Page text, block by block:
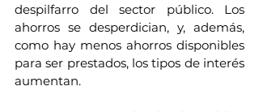
despilfarro del sector público. Los
ahorros se desperdician, y, además,
como hay menos ahorros disponibles
para ser prestados, los tipos de interés
aumentan.